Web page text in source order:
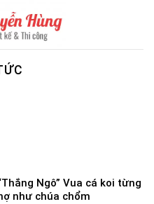
Ngô” Vua cá koi từng
như chúa chổm